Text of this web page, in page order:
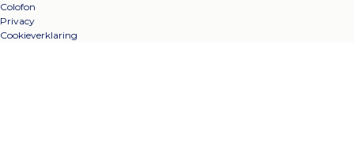
Colofon
Privacy
Cookieverklaring